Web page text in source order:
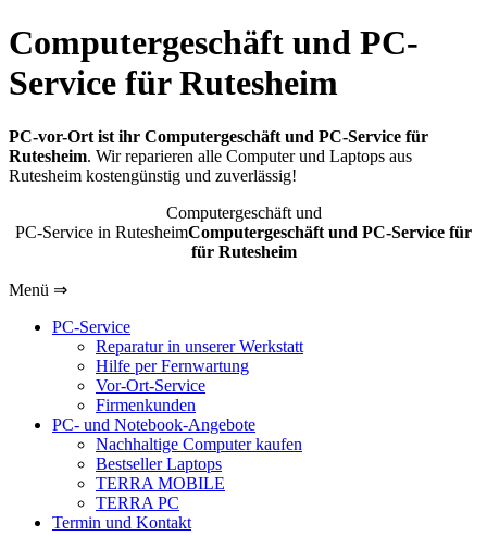
Computergeschäft und PC-
Service für Rutesheim
PC-vor-Ort ist ihr Computergeschäft und PC-Service für
Rutesheim. Wir reparieren alle Computer und Laptops aus
Rutesheim kostengünstig und zuverlässig!
Computergeschäft und
PC-Service in RutesheimComputergeschäft und PC-Service für
für Rutesheim
Menü ⇒
PC-Service
Reparatur in unserer Werkstatt
Hilfe per Fernwartung
Vor-Ort-Service
Firmenkunden
PC- und Notebook-Angebote
Nachhaltige Computer kaufen
Bestseller Laptops
TERRA MOBILE
TERRA PC
Termin und Kontakt